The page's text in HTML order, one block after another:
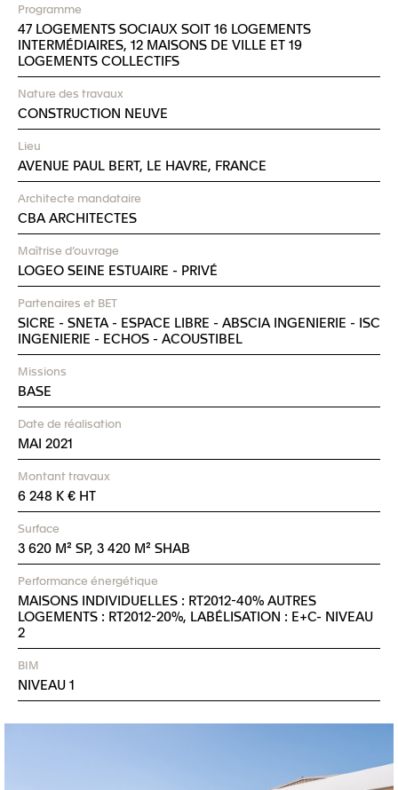
Programme
47 LOGEMENTS SOCIAUX SOIT 16 LOGEMENTS
INTERMÉDIAIRES, 12 MAISONS DE VILLE ET 19
LOGEMENTS COLLECTIFS
Nature des travaux
CONSTRUCTION NEUVE
Lieu
AVENUE PAUL BERT, LE HAVRE, FRANCE
Architecte mandataire
CBA ARCHITECTES
Maîtrise d’ouvrage
LOGEO SEINE ESTUAIRE - PRIVÉ
Partenaires et BET
SICRE - SNETA - ESPACE LIBRE - ABSCIA INGENIERIE - ISC
INGENIERIE - ECHOS - ACOUSTIBEL
Missions
BASE
Date de réalisation
MAI 2021
Montant travaux
6 248 K € HT
Surface
3 620 M² SP, 3 420 M² SHAB
Performance énergétique
MAISONS INDIVIDUELLES : RT2012-40% AUTRES
LOGEMENTS : RT2012-20%, LABÉLISATION : E+C- NIVEAU
2
BIM
NIVEAU 1